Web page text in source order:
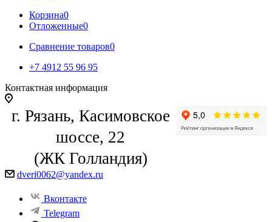
Корзина0
Отложенные0
Сравнение товаров0
+7 4912 55 96 95
Контактная информация
г. Рязань, Касимовское
шоссе, 22
(ЖК Голландия)
dveri0062@yandex.ru
Вконтакте
Telegram